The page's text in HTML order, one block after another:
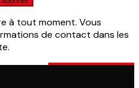
à tout moment. Vous
de contact dans les